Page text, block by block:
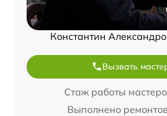
Константин
Вызвать
Стаж работы
Выполнено